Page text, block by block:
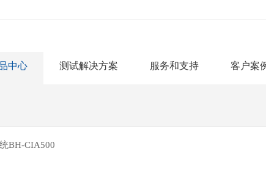
中心 测试解决方案 服务和支持 客户案
BH-CIA500